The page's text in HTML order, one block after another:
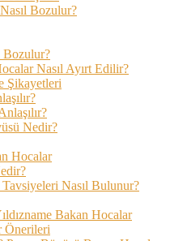
Bozulur?
Bozulur?
Nasıl Ayırt Edilir?
Şikayetleri
Nedir?
Hocalar
Nasıl Bulunur?
Bakan Hocalar
Önerileri